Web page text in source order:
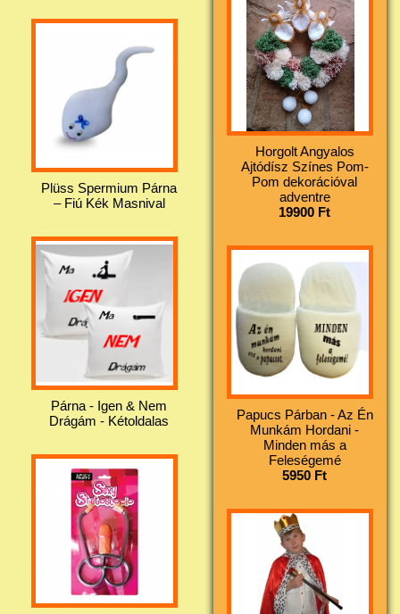
Plüss Spermium Párna
– Fiú Kék Masnival
Párna - Igen & Nem
Drágám - Kétoldalas
Horgolt Angyalos
Ajtódísz Színes Pom-
Pom dekorációval
adventre
19900 Ft
Papucs Párban - Az Én
Munkám Hordani -
Minden más a
Feleségemé
5950 Ft